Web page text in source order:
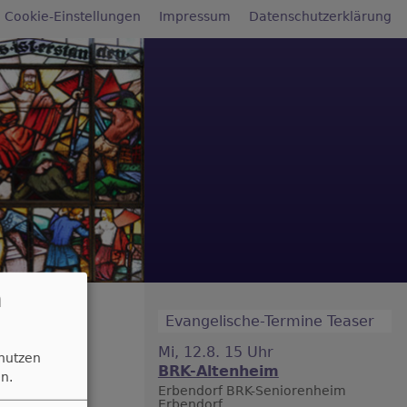
Cookie-Einstellungen Impressum Datenschutzerklärung
Evangelische-Termine Teaser
Mi, 12.8. 15 Uhr
BRK-Altenheim
Erbendorf BRK-Seniorenheim